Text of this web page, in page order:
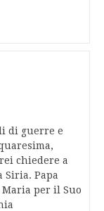
di guerre e
chiedere a
Papa
Maria per il Suo